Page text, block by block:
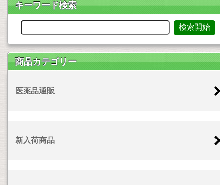
キーワード検索
商品カテゴリー
医薬品通販
新入荷商品